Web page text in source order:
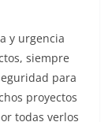
y urgencia
siempre
para
proyectos
todas verlos